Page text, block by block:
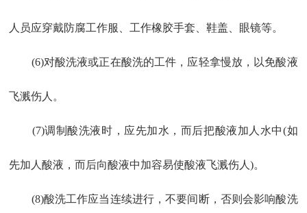
人员应穿戴防腐工作服、工作橡胶手套、鞋盖、眼镜等。
(6)对酸洗液或正在酸洗的工件，应轻拿慢放，以免酸液
飞溅伤人。
(7)调制酸洗液时，应先加水，而后把酸液加人水中(如
先加人酸液，而后向酸液中加容易使酸液飞溅伤人)。
(8)酸洗工作应当连续进行，不要间断，否则会影响酸洗